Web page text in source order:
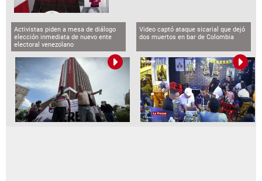
Activistas piden a mesa de diálogo
elección inmediata de nuevo ente
electoral venezolano
Video captó ataque sicarial que dejó
dos muertos en bar de Colombia